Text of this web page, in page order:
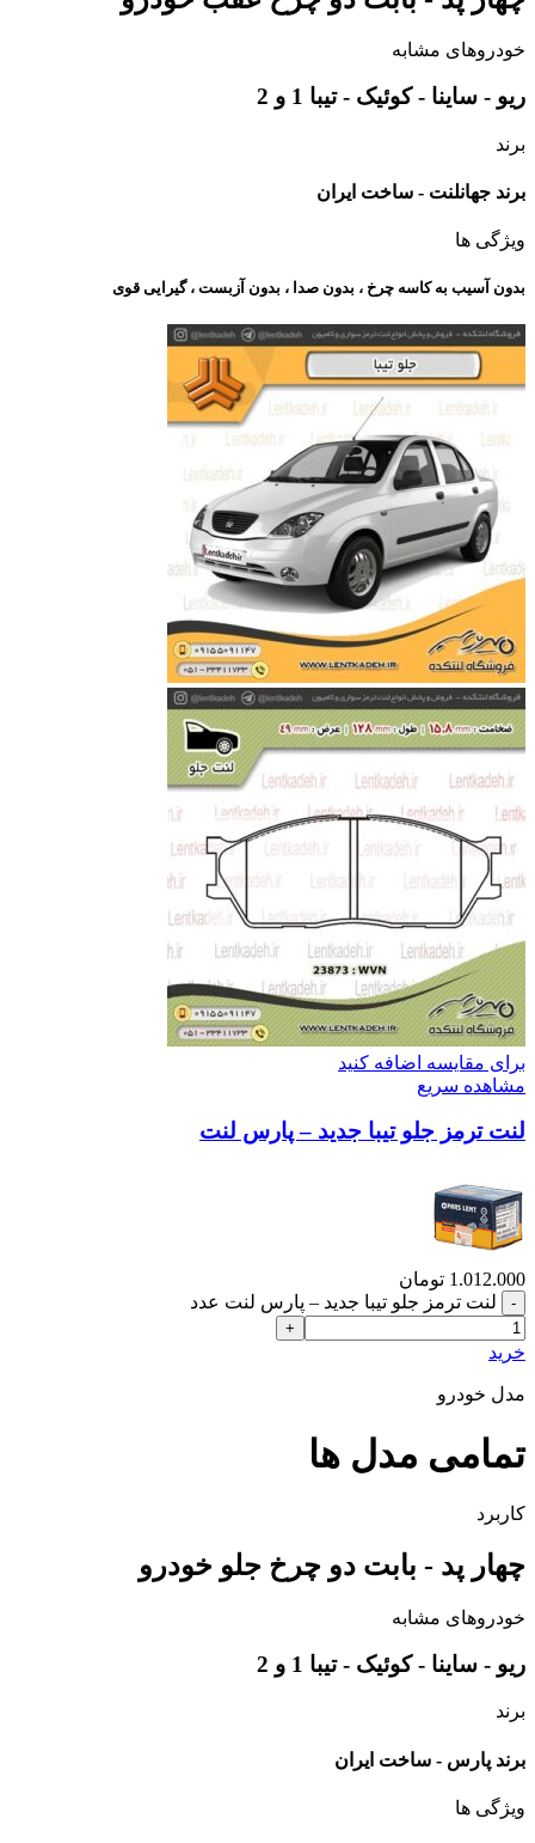
خودروهای مشابه
ریو - ساینا - کوئیک - تیبا 1 و 2
برند
برند جهانلنت - ساخت ایران
ویژگی ها
بدون آسیب به کاسه چرخ ، بدون صدا ، بدون آزبست ، گیرایی قوی​
برای مقایسه اضافه کنید
مشاهده سریع
لنت ترمز جلو تیبا جدید – پارس لنت
1.012.000 تومان
لنت ترمز جلو تیبا جدید – پارس لنت عدد
خرید
مدل خودرو
تمامی مدل ها
کاربرد
چهار پد - بابت دو چرخ جلو خودرو
خودروهای مشابه
ریو - ساینا - کوئیک - تیبا 1 و 2
برند
برند پارس - ساخت ایران
ویژگی ها